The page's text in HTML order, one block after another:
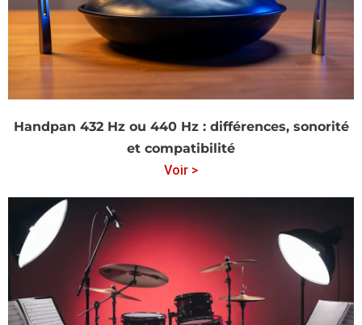
Handpan 432 Hz ou 440 Hz : différences, sonorité
et compatibilité
Voir >